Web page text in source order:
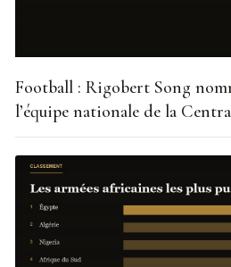
Football : Rigobert Song
l’équipe nationale de la